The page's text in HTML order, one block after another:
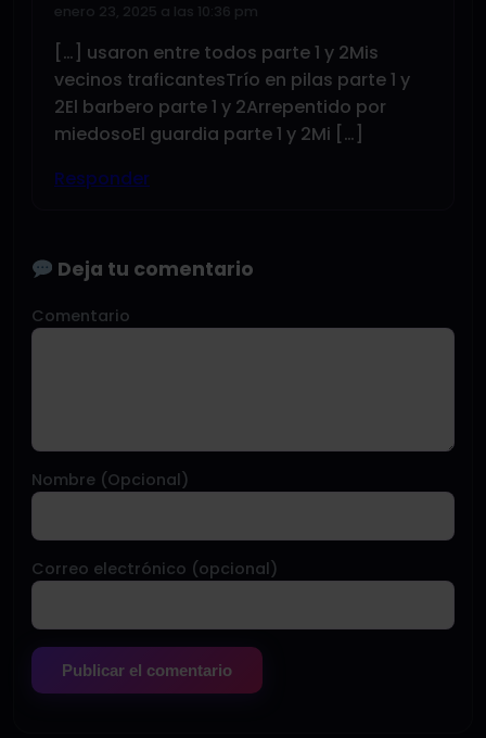
enero 23, 2025 a las 10:36 pm
[…] usaron entre todos parte 1 y 2Mis
vecinos traficantesTrío en pilas parte 1 y
2El barbero parte 1 y 2Arrepentido por
miedosoEl guardia parte 1 y 2Mi […]
Responder
Deja tu comentario
Comentario
Nombre (Opcional)
Correo electrónico (opcional)